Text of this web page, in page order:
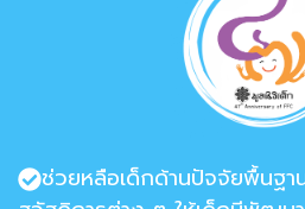
ช่วยหลือเด็กด้านปัจจัยพื้นฐา